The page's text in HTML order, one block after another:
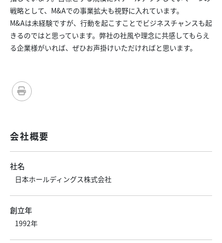
戦略として、M&Aでの事業拡大も視野に入れています。
M&Aは未経験ですが、行動を起こすことでビジネスチャンスも起
きるのではと思っています。弊社の社風や理念に共感してもらえ
る企業様がいれば、ぜひお声掛けいただければと思います。
会社概要
社名
日本ホールディングス株式会社
創立年
1992年